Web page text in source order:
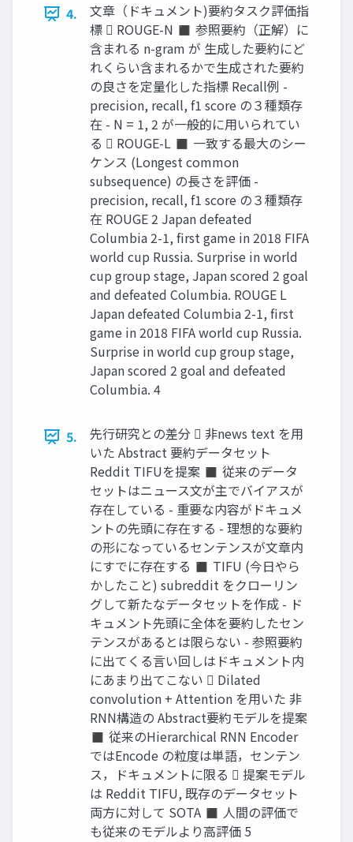
4.
文章（ドキュメント)要約タスク評価指
標  ROUGE-N ◼ 参照要約（正解）に
含まれる n-gram が 生成した要約にど
れくらい含まれるかで生成された要約
の良さを定量化した指標 Recall例 -
precision, recall, f1 score の３種類存
在 - N = 1, 2 が一般的に用いられてい
る  ROUGE-L ◼ 一致する最大のシー
ケンス (Longest common
subsequence) の長さを評価 -
precision, recall, f1 score の３種類存
在 ROUGE 2 Japan defeated
Columbia 2-1, first game in 2018 FIFA
world cup Russia. Surprise in world
cup group stage, Japan scored 2 goal
and defeated Columbia. ROUGE L
Japan defeated Columbia 2-1, first
game in 2018 FIFA world cup Russia.
Surprise in world cup group stage,
Japan scored 2 goal and defeated
Columbia. 4
5.
先行研究との差分  非news text を用
いた Abstract 要約データセット
Reddit TIFUを提案 ◼ 従来のデータ
セットはニュース文が主でバイアスが
存在している - 重要な内容がドキュメ
ントの先頭に存在する - 理想的な要約
の形になっているセンテンスが文章内
にすでに存在する ◼ TIFU (今日やら
かしたこと) subreddit をクローリン
グして新たなデータセットを作成 - ド
キュメント先頭に全体を要約したセン
テンスがあるとは限らない - 参照要約
に出てくる言い回しはドキュメント内
にあまり出てこない  Dilated
convolution + Attention を用いた 非
RNN構造の Abstract要約モデルを提案
◼ 従来のHierarchical RNN Encoder
ではEncode の粒度は単語，センテン
ス，ドキュメントに限る  提案モデル
は Reddit TIFU, 既存のデータセット
両方に対して SOTA ◼ 人間の評価で
も従来のモデルより高評価 5